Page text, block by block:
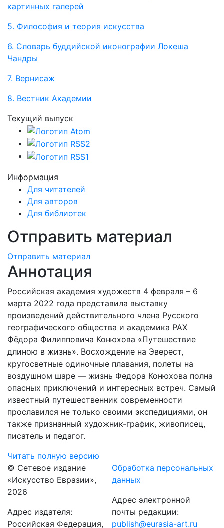
картинных галерей
5. Философия и теория искусства
6. Словарь буддийской иконографии Локеша
Чандры
7. Вернисаж
8. Вестник Академии
Текущий выпуск
Информация
Для читателей
Для авторов
Для библиотек
Отправить материал
Отправить материал
Аннотация
Российская академия художеств 4 февраля – 6
марта 2022 года представила выставку
произведений действительного члена Русского
географического общества и академика РАХ
Фёдора Филипповича Конюхова «Путешествие
длиною в жизнь». Восхождение на Эверест,
кругосветные одиночные плавания, полеты на
воздушном шаре — жизнь Федора Конюхова полна
опасных приключений и интересных встреч. Самый
известный путешественник современности
прославился не только своими экспедициями, он
также признанный художник-график, живописец,
писатель и педагог.
Читать полную версию
© Сетевое издание
«Искусство Евразии»,
2026
Адрес издателя:
Российская Федерация,
Обработка персональных
данных
Адрес электронной
почты редакции:
publish@eurasia-art.ru